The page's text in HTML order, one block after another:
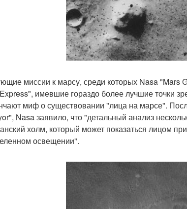
миссии к марсу, среди которых Nasa "Mars
имевшие гораздо более лучшие точки
миф о существовании "лица на марсе".
Nasa заявило, что "детальный анализ
холм, который может показаться лицом
освещении".